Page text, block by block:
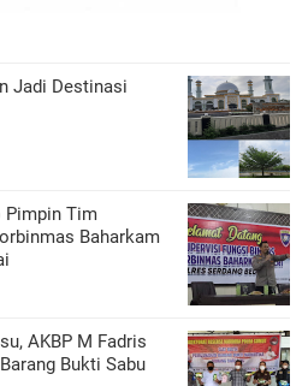
Jadi Destinasi
Pimpin Tim
Baharkam
AKBP M Fadris
Bukti Sabu